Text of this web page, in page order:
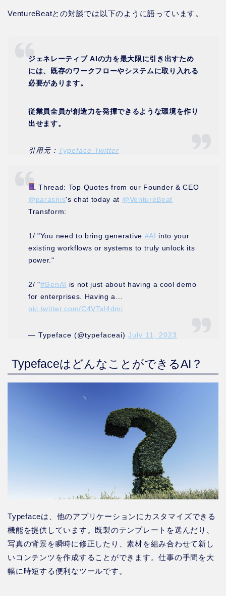
VentureBeatとの対談では以下のように語っています。
ジェネレーティブ AIの力を最大限に引き出すため
には、既存のワークフローやシステムに取り入れる
必要があります。
従業員全員が創造力を発揮できるような環境を作り
出せます。
引用元： Typeface Twitter
Thread: Top Quotes from our Founder & CEO
@parasnis's chat today at @VentureBeat
Transform:
1/ "You need to bring generative #AI into your
existing workflows or systems to truly unlock its
power."
2/ "#GenAI is not just about having a cool demo
for enterprises. Having a…
pic.twitter.com/C4VTsI4dmi
— Typeface (@typefaceai)July 11, 2023
TypefaceはどんなことができるAI？
Typefaceは、他のアプリケーションにカスタマイズできる
機能を提供しています。既製のテンプレートを選んだり、
写真の背景を瞬時に修正したり、素材を組み合わせて新し
いコンテンツを作成することができます。仕事の手間を大
幅に時短する便利なツールです。